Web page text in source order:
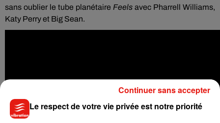
sans oublier le tube planétaire Feels avec Pharrell Williams,
Katy Perry et Big Sean.
Le respect de votre vie privée est notre priorité
Continuer sans accepter